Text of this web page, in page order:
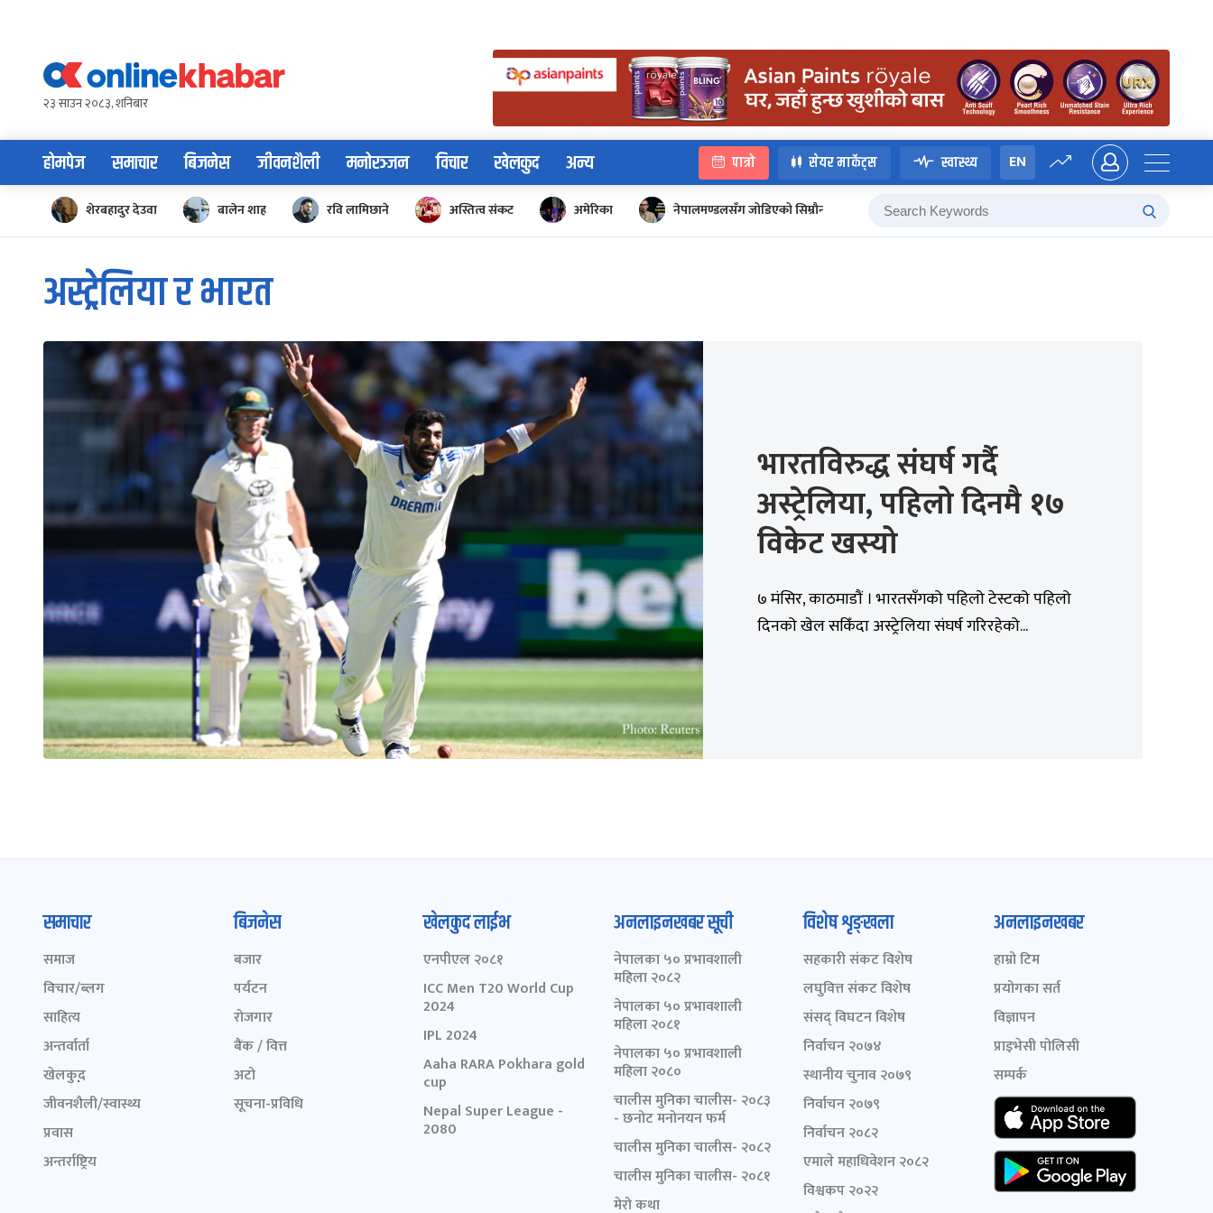
content२३ साउन २०८३, शनिबार
होमपेज समाचार बिजनेस जीवनशैली मनोरञ्जन विचार खेलकुद अन्य पात्रो सेयर मार्केट्स स्वास्थ्य EN
शेरबहादुर देउवा बालेन शाह रवि लामिछाने अस्तित्व संकट अमेरिका नेपालमण्डलसँग जोडिएको सिम्रौनगढको इतिहास
अस्ट्रेलिया र भारत
भारतविरुद्ध संघर्ष गर्दै
अस्ट्रेलिया, पहिलो दिनमै १७
विकेट खस्यो
७ मंसिर, काठमाडौं । भारतसँगको पहिलो टेस्टको पहिलो
दिनको खेल सकिँदा अस्ट्रेलिया संघर्ष गरिरहेको...
समाचार
समाज
विचार/ब्लग
साहित्य
अन्तर्वार्ता
खेलकुद़़
जीवनशैली/स्वास्थ्य
प्रवास
अन्तर्राष्ट्रिय
बिजनेस
बजार
पर्यटन
रोजगार
बैंक / वित्त
अटो
सूचना-प्रविधि
खेलकुद लाईभ
एनपीएल २०८१
ICC Men T20 World Cup
2024
IPL 2024
Aaha RARA Pokhara gold
cup
Nepal Super League -
2080
अनलाइनखबर सूची
नेपालका ५० प्रभावशाली
महिला २०८२
नेपालका ५० प्रभावशाली
महिला २०८१
नेपालका ५० प्रभावशाली
महिला २०८०
चालीस मुनिका चालीस- २०८३
- छनोट मनोनयन फर्म
चालीस मुनिका चालीस- २०८२
चालीस मुनिका चालीस- २०८१
मेरो कथा
विशेष शृङ्खला
सहकारी संकट विशेष
लघुवित्त संकट विशेष
संसद् विघटन विशेष
निर्वाचन २०७४
स्थानीय चुनाव २०७९
निर्वाचन २०७९
निर्वाचन २०८२
एमाले महाधिवेशन २०८२
विश्वकप २०२२
अनलाइनखबर
हाम्रो टिम
प्रयोगका सर्त
विज्ञापन
प्राइभेसी पोलिसी
सम्पर्क